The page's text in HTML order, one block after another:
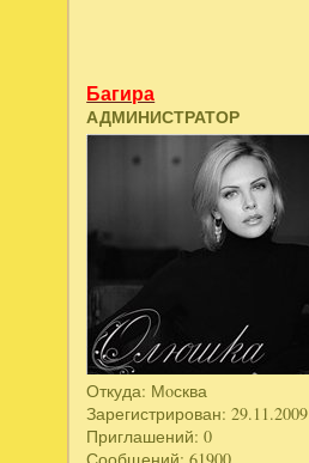
Багира
АДМИНИСТРАТОР
Откуда: Мoсква
Зарегистрирован: 29.11.2009
Приглашений: 0